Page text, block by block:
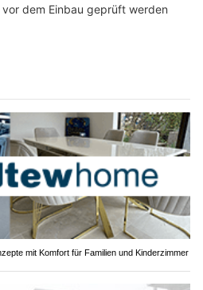
dem Einbau geprüft werden
mit Komfort für Familien und Kinderzimmer